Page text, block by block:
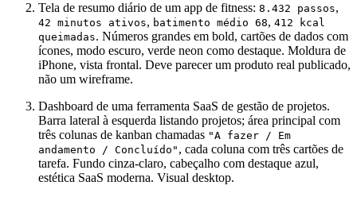
Tela de resumo diário de um app de fitness: 8.432 passos,
42 minutos ativos, batimento médio 68, 412 kcal
queimadas. Números grandes em bold, cartões de dados com
ícones, modo escuro, verde neon como destaque. Moldura de
iPhone, vista frontal. Deve parecer um produto real publicado,
não um wireframe.
Dashboard de uma ferramenta SaaS de gestão de projetos.
Barra lateral à esquerda listando projetos; área principal com
três colunas de kanban chamadas "A fazer / Em
andamento / Concluído" , cada coluna com três cartões de
tarefa. Fundo cinza-claro, cabeçalho com destaque azul,
estética SaaS moderna. Visual desktop.